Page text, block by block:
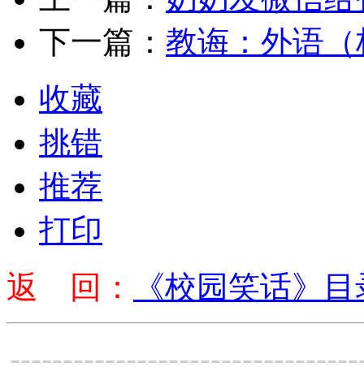
下一篇： 教诲：外语
收藏
挑错
推荐
打印
返 回：
《校园笑话》